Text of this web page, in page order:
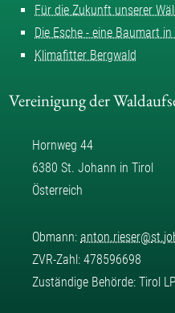
Für die Zukunft unserer
Die Esche - eine Baumart
Klimafitter Bergwald
Vereinigung der
Hornweg 44
6380 St. Johann in Tirol
Österreich
Obmann: anton.rieser@
ZVR-Zahl: 478596698
Zuständige Behörde: Tirol